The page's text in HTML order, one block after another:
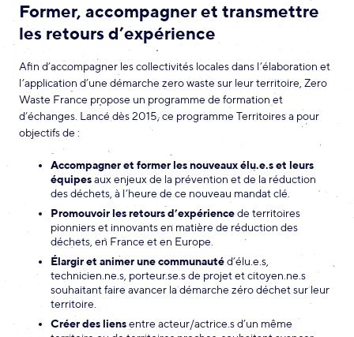
Former, accompagner et transmettre
les retours d’expérience
Afin d’accompagner les collectivités locales dans l’élaboration et
l’application d’une démarche zero waste sur leur territoire, Zero
Waste France propose un programme de formation et
d’échanges. Lancé dès 2015, ce programme Territoires a pour
objectifs de :
Accompagner et former les nouveaux élu.e.s et leurs
équipesaux enjeux de la prévention et de la réduction
des déchets, à l’heure de ce nouveau mandat clé.
Promouvoir les retours d’expériencede territoires
pionniers et innovants en matière de réduction des
déchets, en France et en Europe.
Élargir et animer une communautéd’élu.e.s,
technicien.ne.s, porteur.se.s de projet et citoyen.ne.s
souhaitant faire avancer la démarche zéro déchet sur leur
territoire.
Créer des liensentre acteur/actrice.s d’un même